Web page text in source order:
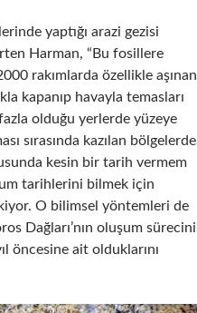
yaptığı arazi gezisi
Harman, “Bu fosillere
rakımlarda özellikle aşınan
kapanıp havayla temasları
olduğu yerlerde yüzeye
sırasında kazılan bölgelerde
kesin bir tarih vermem
tarihlerini bilmek için
O bilimsel yöntemleri de
Dağları’nın oluşum sürecini
öncesine ait olduklarını